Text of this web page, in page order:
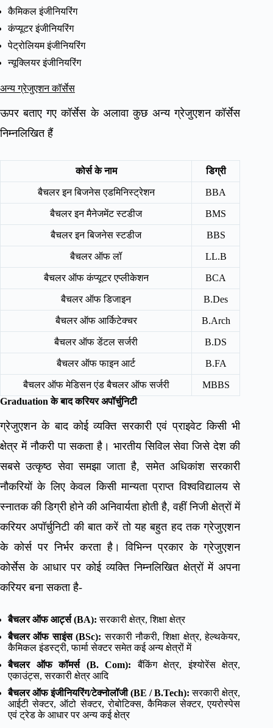
कैमिकल इंजीनियरिंग
कंप्यूटर इंजीनियरिंग
पेट्रोलियम इंजीनियरिंग
न्यूक्लियर इंजीनियरिंग
अन्य ग्रेजुएशन कॉर्सेस
ऊपर बताए गए कॉर्सेस के अलावा कुछ अन्य ग्रेजुएशन कॉर्सेस
निम्नलिखित हैं
कोर्स के नाम डिग्री
बैचलर इन बिजनेस एडमिनिस्ट्रेशन BBA
बैचलर इन मैनेजमेंट स्टडीज BMS
बैचलर इन बिजनेस स्टडीज BBS
बैचलर ऑफ लॉ LL.B
बैचलर ऑफ कंप्यूटर एप्लीकेशन BCA
बैचलर ऑफ डिजाइन B.Des
बैचलर ऑफ आर्किटेक्चर B.Arch
बैचलर ऑफ डेंटल सर्जरी B.DS
बैचलर ऑफ फाइन आर्ट B.FA
बैचलर ऑफ मेडिसन एंड बैचलर ऑफ सर्जरी
MBBS
Graduation के बाद करियर अपॉर्चुनिटी
ग्रेजुएशन के बाद कोई व्यक्ति सरकारी एवं प्राइवेट किसी भी
क्षेत्र में नौकरी पा सकता है। भारतीय सिविल सेवा जिसे देश की
सबसे उत्कृष्ठ सेवा समझा जाता है, समेत अधिकांश सरकारी
नौकरियों के लिए केवल किसी मान्यता प्राप्त विश्वविद्यालय से
स्नातक की डिग्री होने की अनिवार्यता होती है, वहीं निजी क्षेत्रों में
करियर अपॉर्चुनिटी की बात करें तो यह बहुत हद तक ग्रेजुएशन
के कोर्स पर निर्भर करता है। विभिन्न प्रकार के ग्रेजुएशन
कोर्सेस के आधार पर कोई व्यक्ति निम्नलिखित क्षेत्रों में अपना
करियर बना सकता है-
बैचलर ऑफ आर्ट्स (BA):सरकारी क्षेत्र, शिक्षा क्षेत्र
बैचलर ऑफ साइंस (BSc):सरकारी नौकरी, शिक्षा क्षेत्र, हेल्थकेयर,
कैमिकल इंडस्ट्री, फार्मा सेक्टर समेत कई अन्य क्षेत्रों में
बैचलर ऑफ कॉमर्स (B. Com): बैंकिंग क्षेत्र, इंश्योरेंस क्षेत्र,
एकाउंट्स, सरकारी क्षेत्र आदि
बैचलर ऑफ इंजीनियरिंग/टेक्नोलॉजी (BE / B.Tech): सरकारी क्षेत्र,
आईटी सेक्टर, ऑटो सेक्टर, रोबोटिक्स, कैमिकल सेक्टर, एयरोस्पेस
एवं ट्रेड के आधार पर अन्य कई क्षेत्र